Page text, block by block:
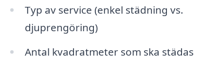
Typ av service (enkel städning vs.
djuprengöring)
Antal kvadratmeter som ska städas